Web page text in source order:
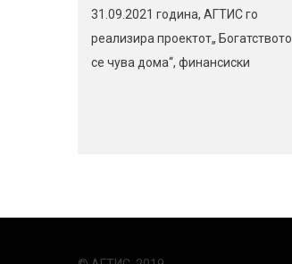
31.09.2021 година, АГТИС го
реализира проектот„ Богатството
се чува дома“, финансиски